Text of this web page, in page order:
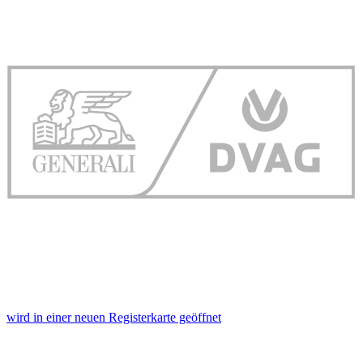
jederzeit über den Link im Footer aufgerufen und
angepasst werden.
wird in einer neuen Registerkarte geöffnet